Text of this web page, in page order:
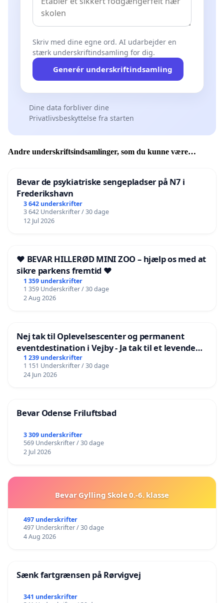
Skriv med dine egne ord. AI udarbejder en
stærk underskriftindsamling for dig.
Generér underskriftindsamling
Dine data forbliver dine
Privatlivsbeskyttelse fra starten
Andre underskriftsindsamlinger, som du kunne være
Bevar de psykiatriske sengepladser på N7 i
Frederikshavn
3 642 underskrifter
3 642 Underskrifter / 30 dage
12 Jul 2026
❤️ BEVAR HILLERØD MINI ZOO – hjælp os med at
sikre parkens fremtid ❤️
1 359 underskrifter
1 359 Underskrifter / 30 dage
2 Aug 2026
Nej tak til Oplevelsescenter og permanent
eventdestination i Vejby - Ja tak til et levende
lokalområde i balance
1 239 underskrifter
1 151 Underskrifter / 30 dage
24 Jun 2026
Bevar Odense Friluftsbad
3 309 underskrifter
569 Underskrifter / 30 dage
2 Jul 2026
Bevar Gylling Skole 0.-6. klasse
497 underskrifter
497 Underskrifter / 30 dage
4 Aug 2026
Sænk fartgrænsen på Rørvigvej
341 underskrifter